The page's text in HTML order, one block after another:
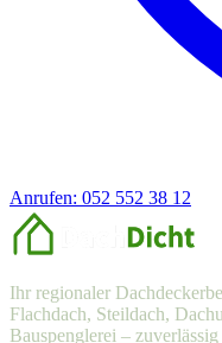
Anrufen: 052 552 38 12
Ihr regionaler
Flachdach, Steildach,
Bauspenglerei –